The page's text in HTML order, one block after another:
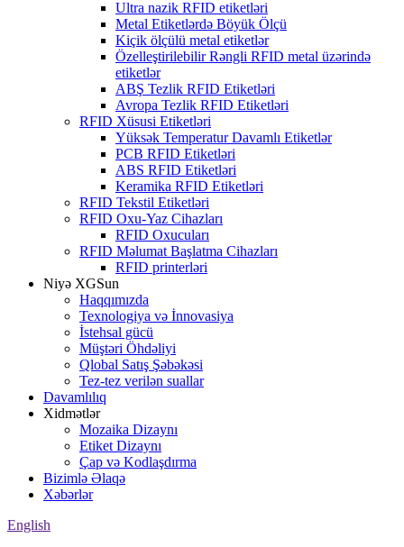
Ultra nazik RFID etiketləri
Metal Etiketlərdə Böyük Ölçü
Kiçik ölçülü metal etiketlər
Özelleştirilebilir Rəngli RFID metal üzərində
etiketlər
ABŞ Tezlik RFID Etiketləri
Avropa Tezlik RFID Etiketləri
RFID Xüsusi Etiketləri
Yüksək Temperatur Davamlı Etiketlər
PCB RFID Etiketləri
ABS RFID Etiketləri
Keramika RFID Etiketləri
RFID Tekstil Etiketləri
RFID Oxu-Yaz Cihazları
RFID Oxucuları
RFID Məlumat Başlatma Cihazları
RFID printerləri
Niyə XGSun
Haqqımızda
Texnologiya və İnnovasiya
İstehsal gücü
Müştəri Öhdəliyi
Qlobal Satış Şəbəkəsi
Tez-tez verilən suallar
Davamlılıq
Xidmətlər
Mozaika Dizaynı
Etiket Dizaynı
Çap və Kodlaşdırma
Bizimlə Əlaqə
Xəbərlər
English